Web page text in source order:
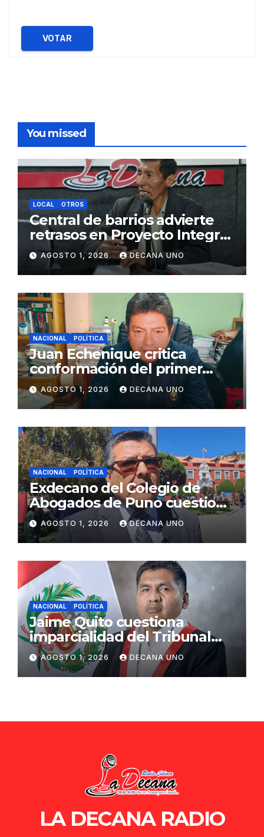
VOTAR
You missed
LOCAL OTROS
Central de barrios advierte
retrasos en Proyecto Integral
de Agua y Alcantarillado para
Juliaca
AGOSTO 1, 2026 DECANA UNO
NACIONAL POLÍTICA
Juan Echenique critica
conformación del primer
gabinete ministerial de Keiko
Fujimori
AGOSTO 1, 2026 DECANA UNO
NACIONAL POLÍTICA
Exdecano del Colegio de
Abogados de Puno cuestiona
propuestas sobre seguridad
ciudadana
AGOSTO 1, 2026 DECANA UNO
NACIONAL POLÍTICA
Jaime Quito cuestiona
imparcialidad del Tribunal
Constitucional tras liberación
de Ollanta Humala
AGOSTO 1, 2026 DECANA UNO
LA DECANA RADIO